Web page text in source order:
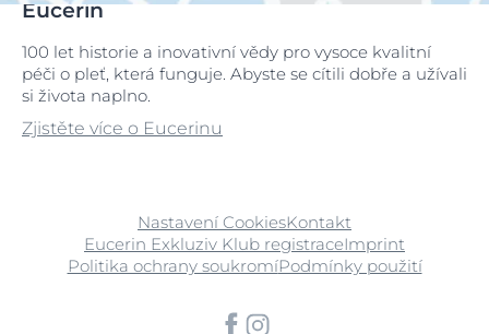
Eucerin
100 let historie a inovativní vědy pro vysoce kvalitní
péči o pleť, která funguje. Abyste se cítili dobře a užívali
si života naplno.
Zjistěte více o Eucerinu
Nastavení CookiesKontakt
Eucerin Exkluziv Klub registraceImprint
Politika ochrany soukromíPodmínky použití